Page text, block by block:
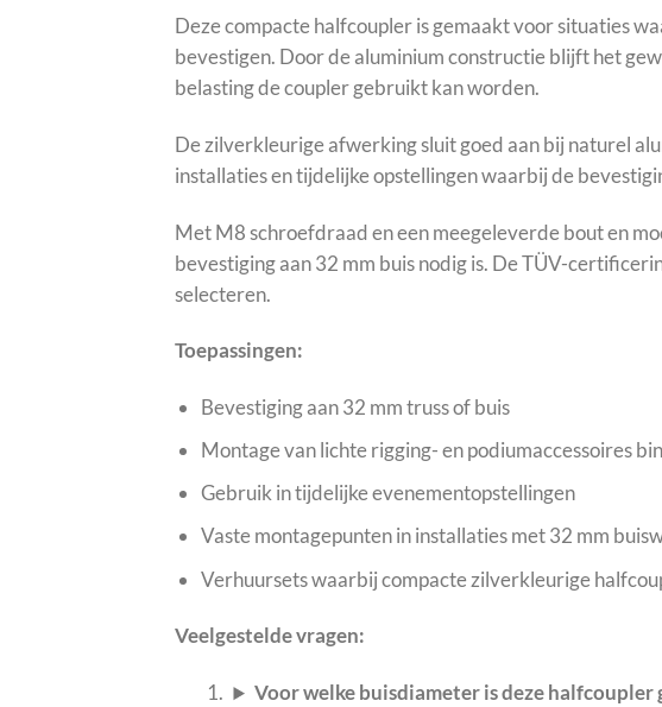
Deze compacte halfcoupler is gemaakt voor situaties
bevestigen. Door de aluminium constructie blijft het
belasting de coupler gebruikt kan worden.
De zilverkleurige afwerking sluit goed aan bij naturel
installaties en tijdelijke opstellingen waarbij de
Met M8 schroefdraad en een meegeleverde bout en
bevestiging aan 32 mm buis nodig is. De TÜV-
selecteren.
Toepassingen:
Bevestiging aan 32 mm truss of buis
Montage van lichte rigging- en podiumaccessoires
Gebruik in tijdelijke evenementopstellingen
Vaste montagepunten in installaties met 32 mm
Verhuursets waarbij compacte zilverkleurige
Veelgestelde vragen:
Voor welke buisdiameter is deze halfcoupler